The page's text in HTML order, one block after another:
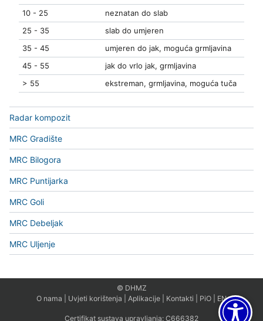
10 - 25
neznatan do slab
25 - 35
slab do umjeren
35 - 45
umjeren do jak, moguća grmljavina
45 - 55
jak do vrlo jak, grmljavina
> 55
ekstreman, grmljavina, moguća tuča
Radar kompozit
MRC Gradište
MRC Bilogora
MRC Puntijarka
MRC Goli
MRC Debeljak
MRC Uljenje
© DHMZ
O nama
Uvjeti korištenja Aplikacije Kontakti PiO EN
Certifikat sustava upravljanja: C666382